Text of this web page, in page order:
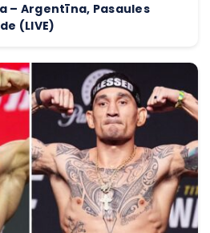
– Argentīna, Pasaules
(LIVE)